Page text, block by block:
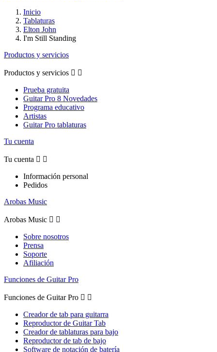
Inicio
Tablaturas
Elton John
I'm Still Standing
Productos y servicios
Productos y servicios  
Prueba gratuita
Guitar Pro 8 Novedades
Programa educativo
Artistas
Guitar Pro tablaturas
Tu cuenta
Tu cuenta  
Información personal
Pedidos
Arobas Music
Arobas Music  
Sobre nosotros
Prensa
Soporte
Afiliación
Funciones de Guitar Pro
Funciones de Guitar Pro  
Creador de tab para guitarra
Reproductor de Guitar Tab
Creador de tablaturas para bajo
Reproductor de tab de bajo
Software de notación de batería